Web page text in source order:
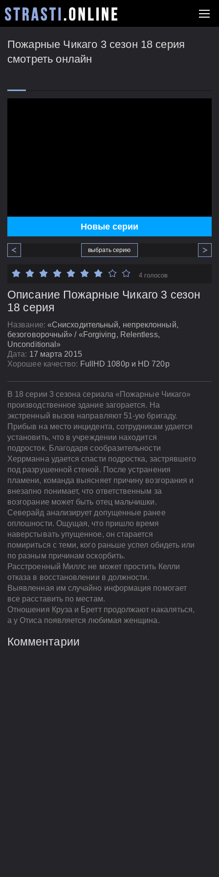
Пожарные Чикаго 3 сезон 18 серия
смотреть онлайн
Новые серии
выбрать серию
Описание Пожарные Чикаго 3 сезон
18 серия
Название: «Снисходительный, непреклонный,
безоговорочный» / «Forgiving, Relentless,
Unconditional»
Дата: 17 марта 2015
Хорошее качество: FullHD 1080p и HD 720p
4 голосов
В 18 серии 3 сезона сериала «Пожарные Чикаго»
производственное здание загорается. На
экстренный вызов направляют 51-ую бригаду.
Прибыв на место инцидента, сотрудникам удается
установить, что в учреждении находится
подросток. Благодаря сообразительности
Херрманна удается спасти подростка, застрявшего
под разрушенной стеной. После устранения
пламени, команда выясняет причину возгорания и
внезапно понимает, что ответственным за
возгорание может быть отец мальчишки.
Северайд анализирует допущенные ранее
оплошности. Ощущая, что пришло время
наверстывать упущенное, он старается
помириться с теми, кого раньше успел обидеть или
по разным причинам оскорбить.
Расстроенный Миллс не может простить Келли
отказа в восстановлении в должности.
Выявленная им случайно информация помогает
все расставить по местам.
Отношения Круза и Бретт продолжают накаляться,
а у Отиса появляется любимая женщина.
Комментарии